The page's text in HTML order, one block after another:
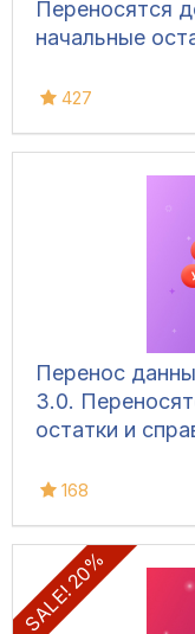
Переносятся
начальные
427
Перенос
3.0.
остатки и
168
SALE! 20%